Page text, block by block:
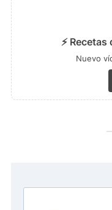
⚡
Nuevo